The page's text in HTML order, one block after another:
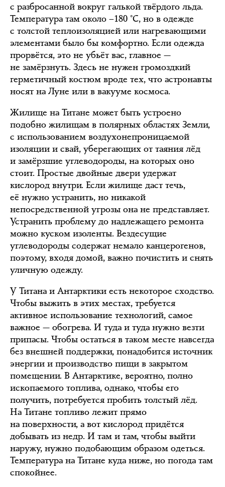
с разбросанной вокруг галькой твёрдого льда.
Температура там около –180 °C, но в одежде
с толстой теплоизоляцией или нагревающими
элементами было бы комфортно. Если одежда
прорвётся, это не убьёт вас, главное —
не замёрзнуть. Здесь не нужен громоздкий
герметичный костюм вроде тех, что астронавты
носят на Луне или в вакууме космоса.
Жилище на Титане может быть устроено
подобно жилищам в полярных областях Земли,
с использованием воздухонепроницаемой
изоляции и свай, уберегающих от таяния лёд
и замёрзшие углеводороды, на которых оно
стоит. Простые двойные двери удержат
кислород внутри. Если жилище даст течь,
её нужно устранить, но никакой
непосредственной угрозы она не представляет.
Устранить проблему до надлежащего ремонта
можно куском изоленты. Вездесущие
углеводороды содержат немало канцерогенов,
поэтому, входя домой, важно почистить и снять
уличную одежду.
У Титана и Антарктики есть некоторое сходство.
Чтобы выжить в этих местах, требуется
активное использование технологий, самое
важное — обогрева. И туда и туда нужно везти
припасы. Чтобы остаться в таком месте навсегда
без внешней поддержки, понадобится источник
энергии и производство пищи в закрытом
помещении. В Антарктике, вероятно, полно
ископаемого топлива, однако, чтобы его
получить, потребуется пробить толстый лёд.
На Титане топливо лежит прямо
на поверхности, а вот кислород придётся
добывать из недр. И там и там, чтобы выйти
наружу, нужно подобающим образом одеться.
Температура на Титане куда ниже, но погода там
спокойнее.